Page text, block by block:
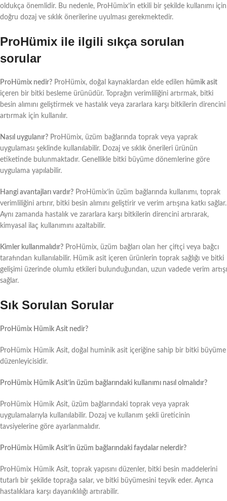
oldukça önemlidir. Bu nedenle, ProHümix’in etkili bir şekilde kullanımı için
doğru dozaj ve sıklık önerilerine uyulması gerekmektedir.
ProHümix ile ilgili sıkça sorulan
sorular
ProHümix nedir? ProHümix, doğal kaynaklardan elde edilen hümik asit
içeren bir bitki besleme ürünüdür. Toprağın verimliliğini artırmak, bitki
besin alımını geliştirmek ve hastalık veya zararlara karşı bitkilerin direncini
artırmak için kullanılır.
Nasıl uygulanır? ProHümix, üzüm bağlarında toprak veya yaprak
uygulaması şeklinde kullanılabilir. Dozaj ve sıklık önerileri ürünün
etiketinde bulunmaktadır. Genellikle bitki büyüme dönemlerine göre
uygulama yapılabilir.
Hangi avantajları vardır? ProHümix’in üzüm bağlarında kullanımı, toprak
verimliliğini artırır, bitki besin alımını geliştirir ve verim artışına katkı sağlar.
Aynı zamanda hastalık ve zararlara karşı bitkilerin direncini artırarak,
kimyasal ilaç kullanımını azaltabilir.
Kimler kullanmalıdır? ProHümix, üzüm bağları olan her çiftçi veya bağcı
tarafından kullanılabilir. Hümik asit içeren ürünlerin toprak sağlığı ve bitki
gelişimi üzerinde olumlu etkileri bulunduğundan, uzun vadede verim artışı
sağlar.
Sık Sorulan Sorular
ProHümix Hümik Asit nedir?
ProHümix Hümik Asit, doğal huminik asit içeriğine sahip bir bitki büyüme
düzenleyicisidir.
ProHümix Hümik Asit’in üzüm bağlarındaki kullanımı nasıl olmalıdır?
ProHümix Hümik Asit, üzüm bağlarındaki toprak veya yaprak
uygulamalarıyla kullanılabilir. Dozaj ve kullanım şekli üreticinin
tavsiyelerine göre ayarlanmalıdır.
ProHümix Hümik Asit’in üzüm bağlarındaki faydalar nelerdir?
ProHümix Hümik Asit, toprak yapısını düzenler, bitki besin maddelerini
tutarlı bir şekilde toprağa salar, ve bitki büyümesini teşvik eder. Ayrıca
hastalıklara karşı dayanıklılığı artırabilir.